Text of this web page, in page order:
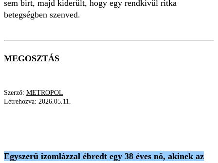
sem bírt, majd kiderült, hogy egy rendkívül ritka
betegségben szenved.
MEGOSZTÁS
Szerző: METROPOL
Létrehozva: 2026.05.11.
Egyszerű izomlázzal ébredt egy 38 éves nő, akinek az